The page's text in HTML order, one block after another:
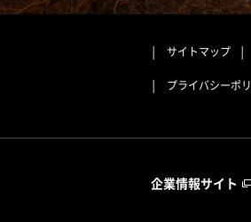
サイトマップ
プライバシーポ
企業情報サイト